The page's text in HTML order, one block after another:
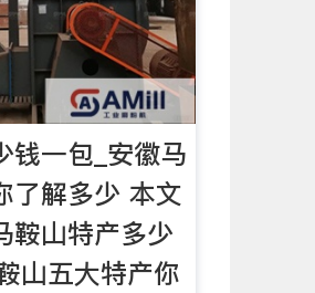
钱一包_安徽马
了解多少 本文
鞍山特产多少
山五大特产你